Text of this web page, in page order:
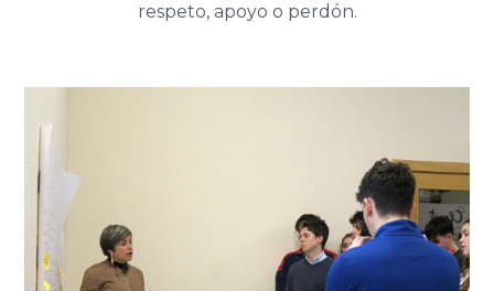
respeto, apoyo o perdón.